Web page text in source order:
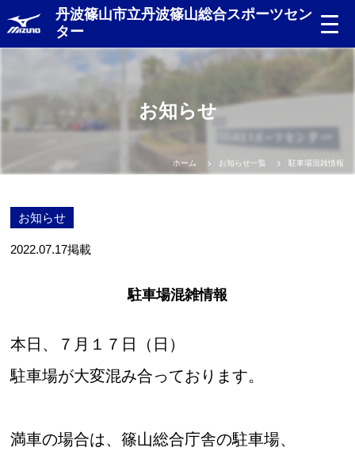
丹波篠山市立丹波篠山総合スポーツセン
ター
お問合せフォーム
お知らせ
ホーム お知らせ一覧 駐車場混雑情報
お知らせ
2022.07.17掲載
駐車場混雑情報
本日、７月１７日（日）
駐車場が大変混み合っております。
満車の場合は、篠山総合庁舎の駐車場、